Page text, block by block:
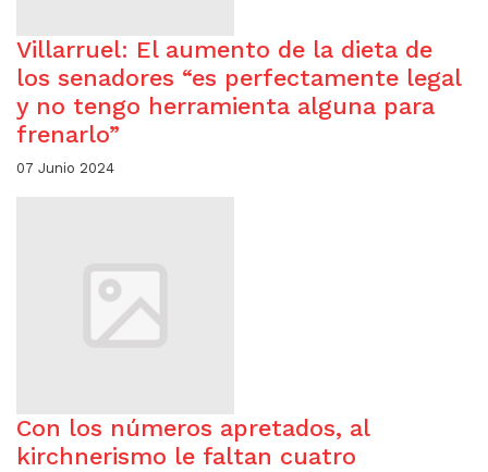
Villarruel: El aumento de la dieta de
los senadores “es perfectamente legal
y no tengo herramienta alguna para
frenarlo”
07 Junio 2024
Con los números apretados, al
kirchnerismo le faltan cuatro